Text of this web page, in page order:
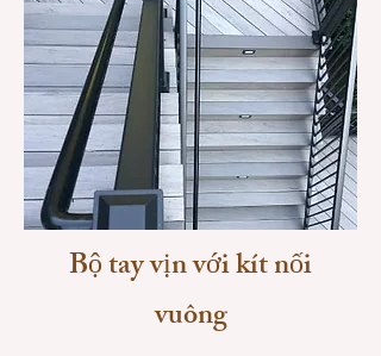
Bộ tay vịn với kít nối
vuông